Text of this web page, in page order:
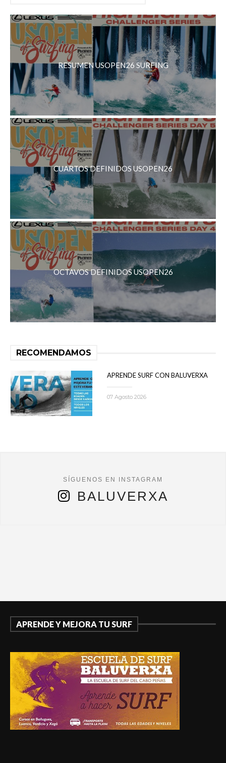
RESUMEN USOPEN26 SURFING
CUARTOS DEFINIDOS USOPEN26
OCTAVOS DEFINIDOS USOPEN26
RECOMENDAMOS
APRENDE SURF CON BALUVERXA
07 Agosto 2026
BALUVERXA
APRENDE Y MEJORA TU SURF